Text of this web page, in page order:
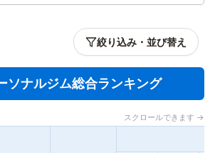
絞り込み・並び替え
ソナルジム総合ランキング
スクロールできます →